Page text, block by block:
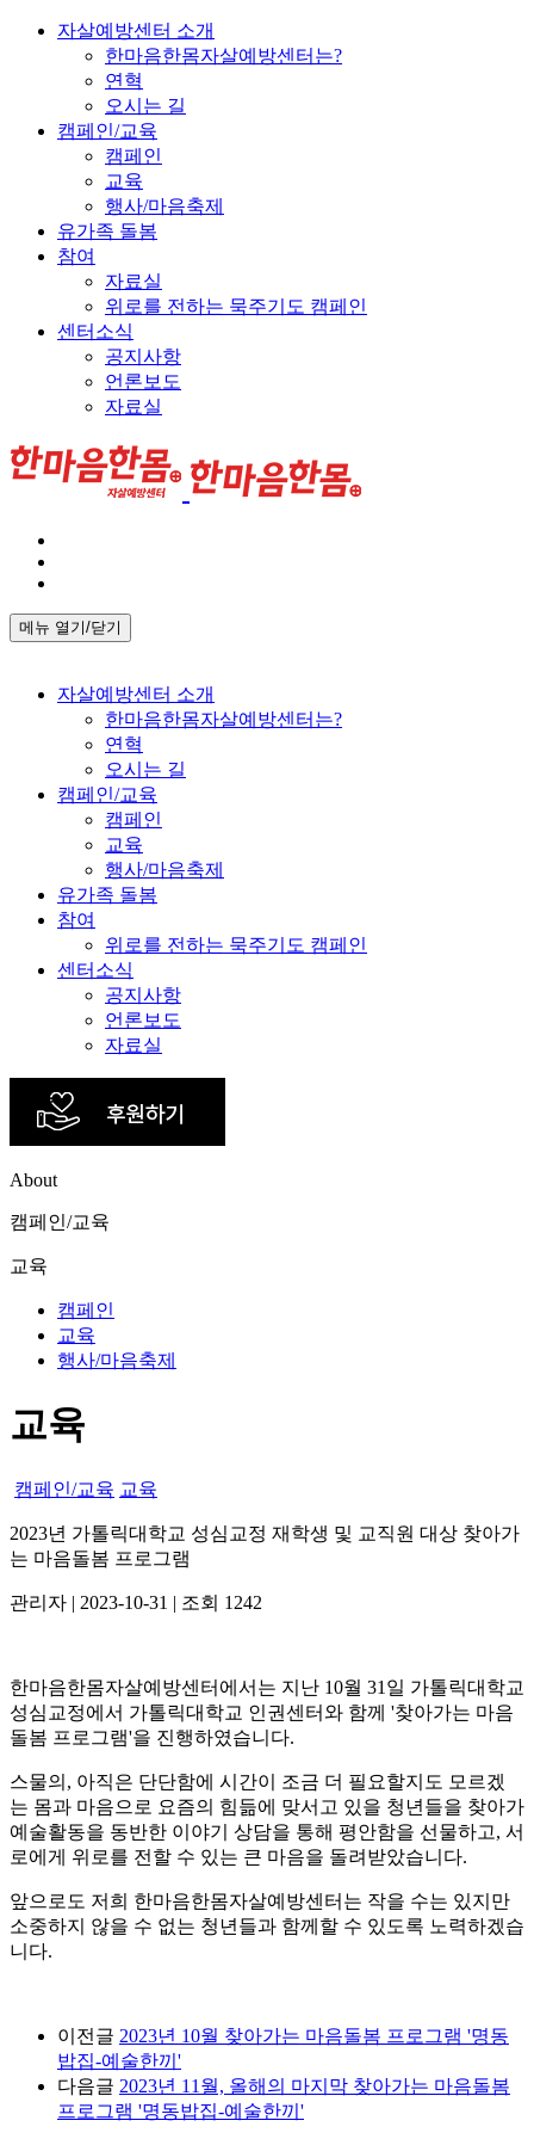
자살예방센터 소개
한마음한몸자살예방센터는?
연혁
오시는 길
캠페인/교육
캠페인
교육
행사/마음축제
유가족 돌봄
참여
자료실
위로를 전하는 묵주기도 캠페인
센터소식
공지사항
언론보도
자료실
메뉴 열기/닫기
자살예방센터 소개
한마음한몸자살예방센터는?
연혁
오시는 길
캠페인/교육
캠페인
교육
행사/마음축제
유가족 돌봄
참여
위로를 전하는 묵주기도 캠페인
센터소식
공지사항
언론보도
자료실
About
캠페인/교육
교육
캠페인
교육
행사/마음축제
교육
캠페인/교육 교육
2023년 가톨릭대학교 성심교정 재학생 및 교직원 대상 찾아가
는 마음돌봄 프로그램
관리자 | 2023-10-31 | 조회 1242
한마음한몸자살예방센터에서는 지난 10월 31일 가톨릭대학교
성심교정에서 가톨릭대학교 인권센터와 함께 '찾아가는 마음
돌봄 프로그램'을 진행하였습니다.
스물의, 아직은 단단함에 시간이 조금 더 필요할지도 모르겠
는 몸과 마음으로 요즘의 힘듦에 맞서고 있을 청년들을 찾아가
예술활동을 동반한 이야기 상담을 통해 평안함을 선물하고, 서
로에게 위로를 전할 수 있는 큰 마음을 돌려받았습니다.
앞으로도 저희 한마음한몸자살예방센터는 작을 수는 있지만
소중하지 않을 수 없는 청년들과 함께할 수 있도록 노력하겠습
니다.
이전글 2023년 10월 찾아가는 마음돌봄 프로그램 '명동
밥집-예술한끼'
다음글 2023년 11월, 올해의 마지막 찾아가는 마음돌봄
프로그램 '명동밥집-예술한끼'